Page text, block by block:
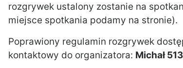
rozgrywek ustalony zostanie na
miejsce spotkania podamy na stronie).
Poprawiony regulamin rozgrywek
kontaktowy do organizatora: Michał